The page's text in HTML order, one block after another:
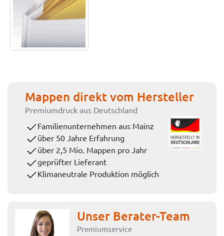
Mappen direkt vom Hersteller
Premiumdruck aus Deutschland
Familienunternehmen aus Mainz
über 50 Jahre Erfahrung
über 2,5 Mio. Mappen pro Jahr
geprüfter Lieferant
Klimaneutrale Produktion möglich
Unser Berater-Team
Premiumservice